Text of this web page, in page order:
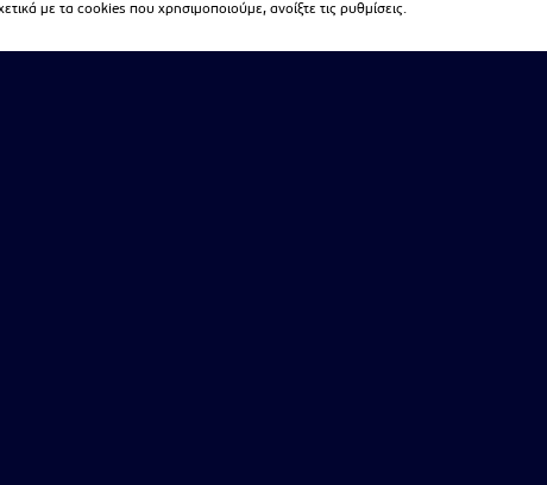
με τα cookies που χρησιμοποιούμε, ανοίξτε τις ρυθμίσεις.